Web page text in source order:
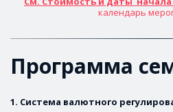
календарь
Программа
1. Система валютного